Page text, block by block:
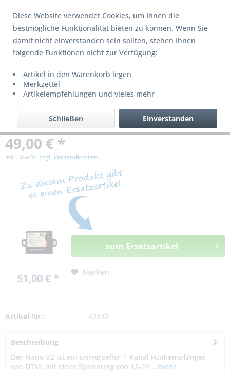
Dieses Produkt wird nicht mehr produziert
bzw. ist nicht mehr lieferbar!
49,00 € *
inkl. MwSt. zzgl. Versandkosten
51,00 € *
zum Ersatzartikel
Merken
Artikel-Nr.: 42372
Beschreibung
Der Nano V2 ist ein universeller 1-Kanal Funkempfänger
von DTM, mit einer Spannung von 12-24... mehr
Diese Website verwendet Cookies, um Ihnen die
bestmögliche Funktionalität bieten zu können. Wenn Sie
damit nicht einverstanden sein sollten, stehen Ihnen
folgende Funktionen nicht zur Verfügung:
Artikel in den Warenkorb legen
Merkzettel
Artikelempfehlungen und vieles mehr
Einverstanden
Schließen